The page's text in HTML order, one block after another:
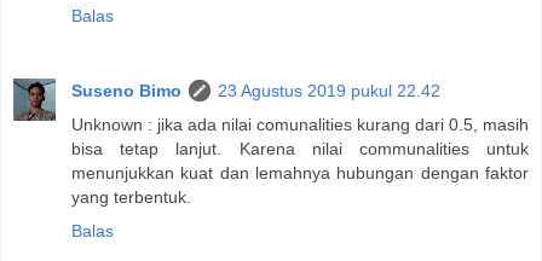
Balas
Suseno Bimo
23 Agustus 2019 pukul 22.42
Unknown : jika ada nilai comunalities kurang dari 0.5, masih
bisa tetap lanjut. Karena nilai communalities untuk
menunjukkan kuat dan lemahnya hubungan dengan faktor
yang terbentuk.
Balas